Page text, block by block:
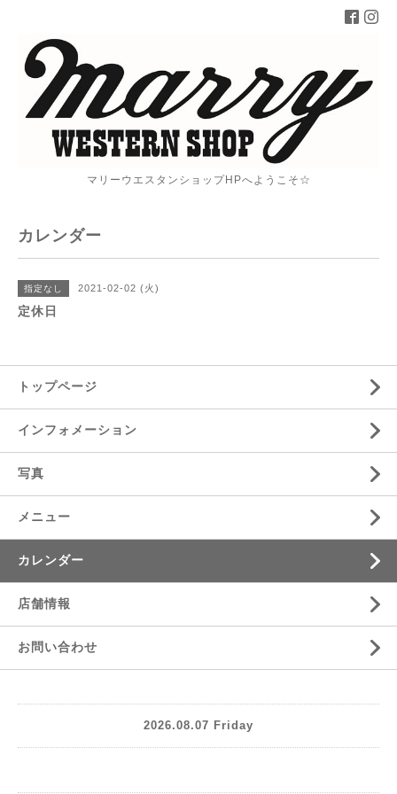
マリーウエスタンショップHPへようこそ☆
カレンダー
指定なし 2021-02-02 (火)
定休日
トップページ
インフォメーション
写真
メニュー
カレンダー
店舗情報
お問い合わせ
2026.08.07 Friday